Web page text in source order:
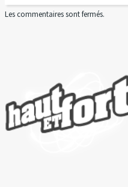
Les commentaires sont fermés.